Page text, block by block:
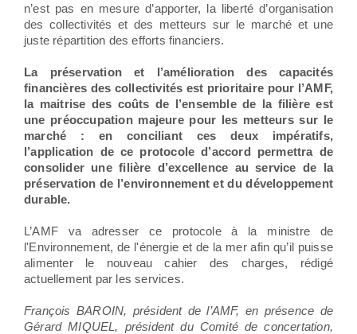
n’est pas en mesure d’apporter, la liberté d’organisation
des collectivités et des metteurs sur le marché et une
juste répartition des efforts financiers.
La préservation et l’amélioration des capacités
financières des collectivités est prioritaire pour l’AMF,
la maitrise des coûts de l’ensemble de la filière est
une préoccupation majeure pour les metteurs sur le
marché : en conciliant ces deux impératifs,
l’application de ce protocole d’accord permettra de
consolider une filière d’excellence au service de la
préservation de l’environnement et du développement
durable.
L’AMF va adresser ce protocole à la ministre de
l'Environnement, de l'énergie et de la mer afin qu’il puisse
alimenter le nouveau cahier des charges, rédigé
actuellement par les services.
François BAROIN, président de l’AMF, en présence de
Gérard MIQUEL, président du Comité de concertation,